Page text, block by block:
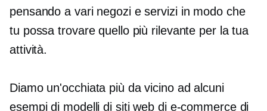
pensando a vari negozi e servizi in modo che
tu possa trovare quello più rilevante per la tua
attività.
Diamo un'occhiata più da vicino ad alcuni
esempi di modelli di siti web di e-commerce di